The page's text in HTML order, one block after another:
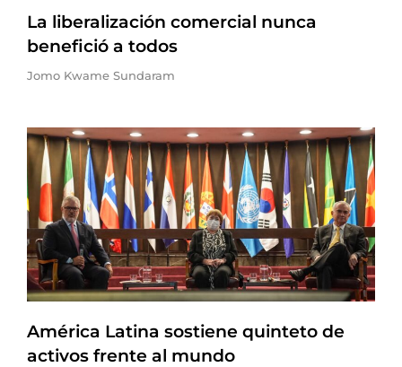
La liberalización comercial nunca
benefició a todos
Jomo Kwame Sundaram
América Latina sostiene quinteto de
activos frente al mundo